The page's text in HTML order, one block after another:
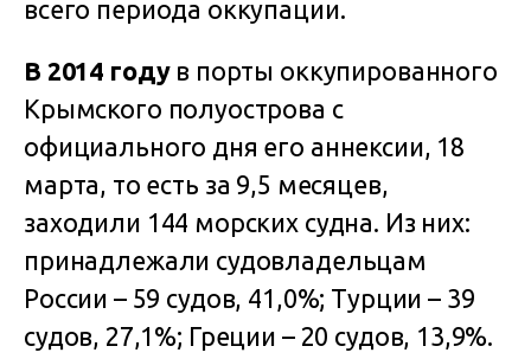
всего периода оккупации.
В 2014 годув порты оккупированного
Крымского полуострова с
официального дня его аннексии, 18
марта, то есть за 9,5 месяцев,
заходили 144 морских судна. Из них:
принадлежали судовладельцам
России – 59 судов, 41,0%; Турции – 39
судов, 27,1%; Греции – 20 судов, 13,9%.